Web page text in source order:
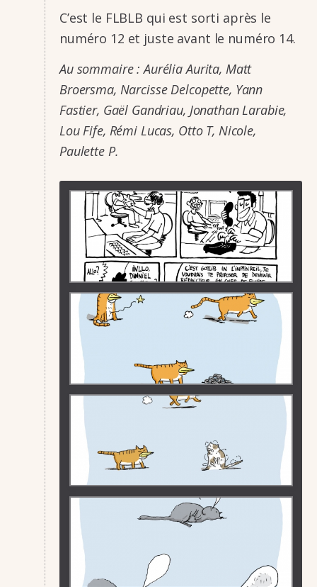
C’est le FLBLB qui est sorti après le
numéro 12 et juste avant le numéro 14.
Au sommaire : Auré­lia Aurita, Matt
Broersma, Narcisse Delco­pette, Yann
Fastier, Gaël Gandriau, Jona­than Lara­bie,
Lou Fife, Rémi Lucas, Otto T, Nicole,
Paulette P.